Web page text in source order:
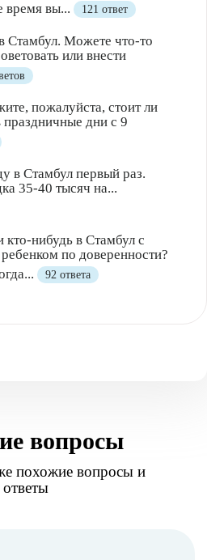
время вы...
121 ответ
Стамбул. Можете что-то
или внести
пожалуйста, стоит ли
праздничные дни с 9
в Стамбул первый раз.
35-40 тысяч на...
нибудь в Стамбул с
по доверенности?
92 ответа
вопросы
похожие вопросы и
ответы